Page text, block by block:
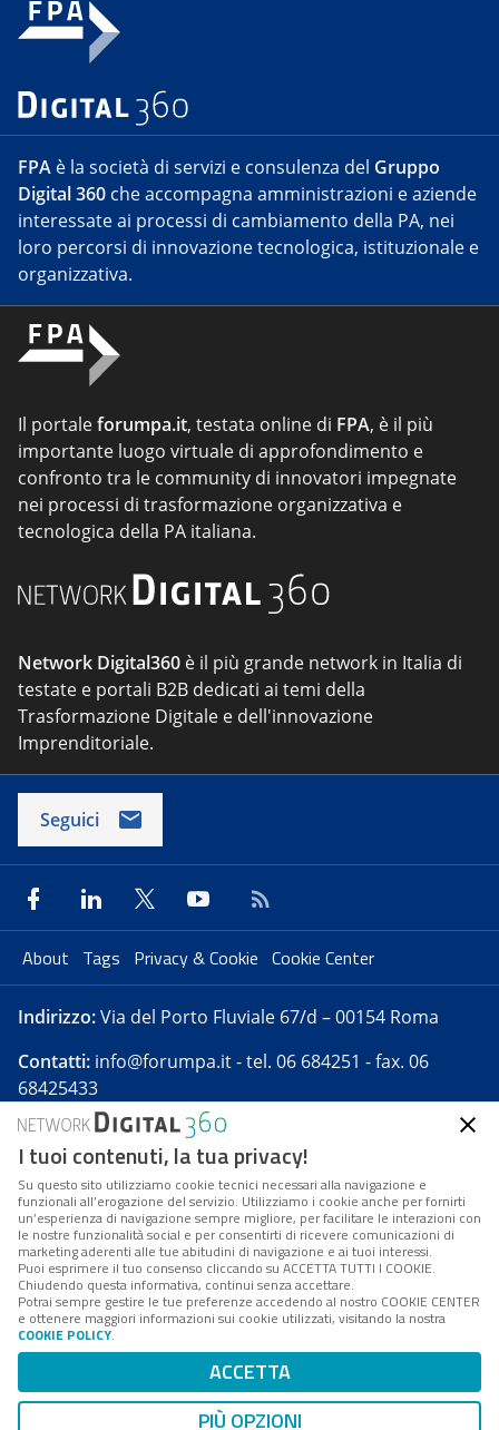
FPA è la società di servizi e consulenza del Gruppo
Digital 360 che accompagna amministrazioni e aziende
interessate ai processi di cambiamento della PA, nei
loro percorsi di innovazione tecnologica, istituzionale e
organizzativa.
Il portaleforumpa.it, testata online di FPA, è il più
importante luogo virtuale di approfondimento e
confronto tra le community di innovatori impegnate
nei processi di trasformazione organizzativa e
tecnologica della PA italiana.
Network Digital360 è il più grande network in Italia di
testate e portali B2B dedicati ai temi della
Trasformazione Digitale e dell'innovazione
Imprenditoriale.
Seguici
About Tags Privacy & Cookie Cookie Center
Indirizzo:Via del Porto Fluviale 67/d – 00154 Roma
Contatti: info@forumpa.it- tel. 06 684251 - fax. 06
68425433
Forumpa.itè una pubblicazione telematica iscritta
presso Registro della stampa del Tribunale di Roma -
Reg. n. 182 del 2 maggio 2008 - Direttore resp. Michela
Stentella
FPA s.r.l. è società soggetta a Direzione e
Coordinamento da parte di Digital360 S.p.A. - FPA s.r.l.
è un'azienda certificata per il sistema di management
Codice Fiscale/Partita IVA n. 10693191008 - R.E.A. Roma
n. 1249791. ISP AWS
Mappa del sito
I tuoi contenuti, la tua privacy!
Su questo sito utilizziamo cookie tecnici necessari alla navigazione e
funzionali all’erogazione del servizio. Utilizziamo i cookie anche per fornirti
un’esperienza di navigazione sempre migliore, per facilitare le interazioni con
le nostre funzionalità social e per consentirti di ricevere comunicazioni di
marketing aderenti alle tue abitudini di navigazione e ai tuoi interessi.
Puoi esprimere il tuo consenso cliccando su ACCETTA TUTTI I COOKIE.
Chiudendo questa informativa, continui senza accettare.
Potrai sempre gestire le tue preferenze accedendo al nostro COOKIE CENTER
e ottenere maggiori informazioni sui cookie utilizzati, visitando la nostra
COOKIE POLICY.
ACCETTA
PIÙ OPZIONI